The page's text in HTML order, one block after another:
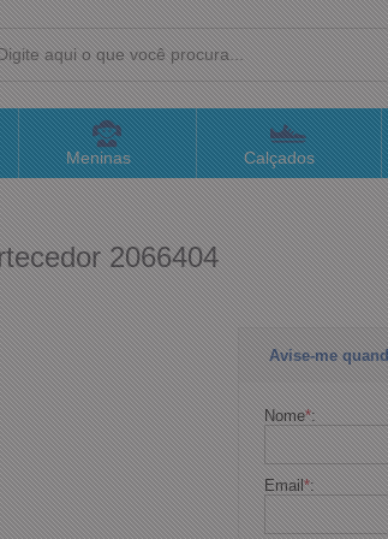
Meninas Calçados
2066404
Avise-me
Nome*:
Email*: